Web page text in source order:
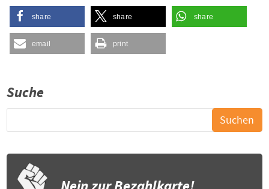
share share share
email print
Suche